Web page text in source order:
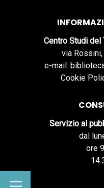
Centro Studi del
via
e-mail:
Cookie
Servizio al
dal
ore